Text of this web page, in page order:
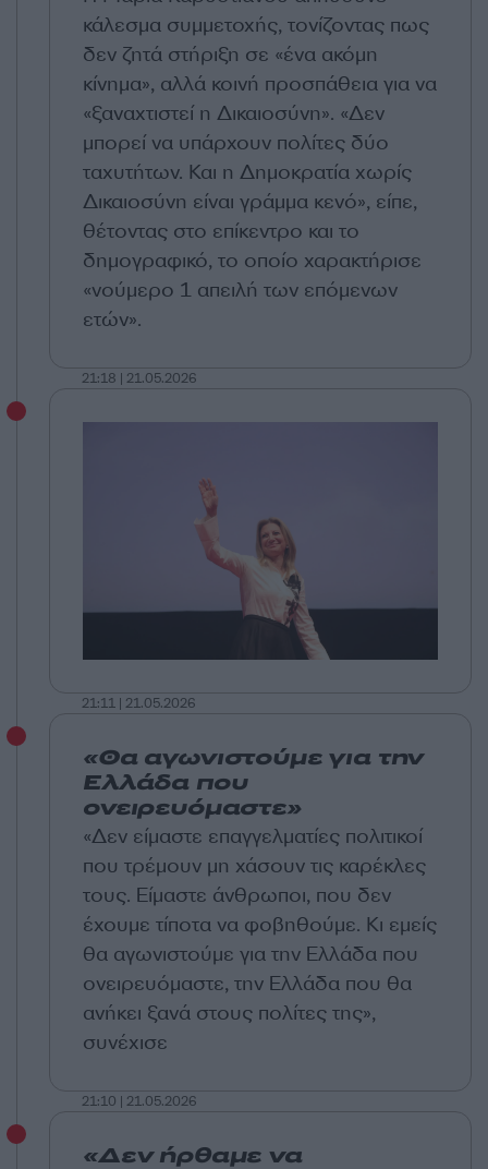
κάλεσμα συμμετοχής, τονίζοντας πως
δεν ζητά στήριξη σε «ένα ακόμη
κίνημα», αλλά κοινή προσπάθεια για να
«ξαναχτιστεί η Δικαιοσύνη». «Δεν
μπορεί να υπάρχουν πολίτες δύο
ταχυτήτων. Και η Δημοκρατία χωρίς
Δικαιοσύνη είναι γράμμα κενό», είπε,
θέτοντας στο επίκεντρο και το
δημογραφικό, το οποίο χαρακτήρισε
«νούμερο 1 απειλή των επόμενων
ετών».
21:18 | 21.05.2026
21:11 | 21.05.2026
«Θα αγωνιστούμε για την
Ελλάδα που
ονειρευόμαστε»
«Δεν είμαστε επαγγελματίες πολιτικοί
που τρέμουν μη χάσουν τις καρέκλες
τους. Είμαστε άνθρωποι, που δεν
έχουμε τίποτα να φοβηθούμε. Κι εμείς
θα αγωνιστούμε για την Ελλάδα που
ονειρευόμαστε, την Ελλάδα που θα
ανήκει ξανά στους πολίτες της»,
συνέχισε
21:10 | 21.05.2026
«Δεν ήρθαμε να